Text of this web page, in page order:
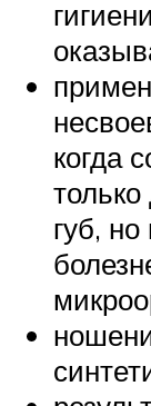
когда
губ,